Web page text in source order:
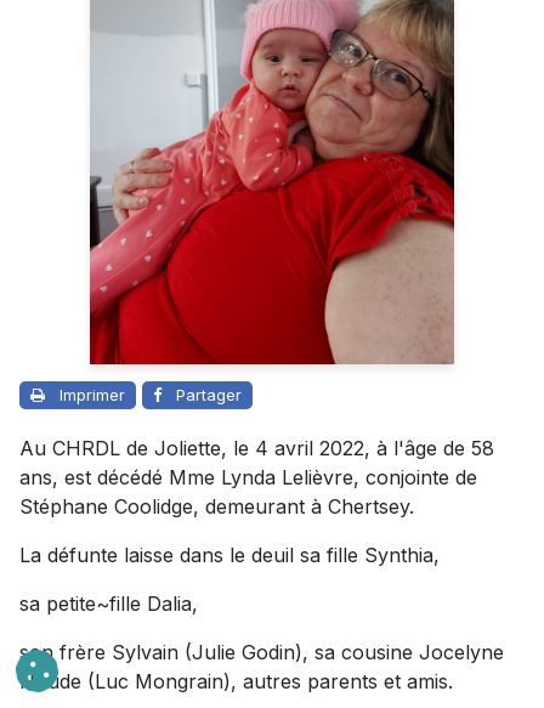
Imprimer Partager
Au CHRDL de Joliette, le 4 avril 2022, à l'âge de 58
ans, est décédé Mme Lynda Lelièvre, conjointe de
Stéphane Coolidge, demeurant à Chertsey.
La défunte laisse dans le deuil sa fille Synthia,
sa petite~fille Dalia,
son frère Sylvain (Julie Godin), sa cousine Jocelyne
Houde (Luc Mongrain), autres parents et amis.